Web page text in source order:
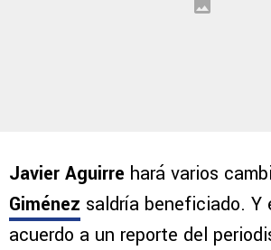
Javier Aguirre hará varios
Giménez saldría beneficiado. Y
acuerdo a un reporte del